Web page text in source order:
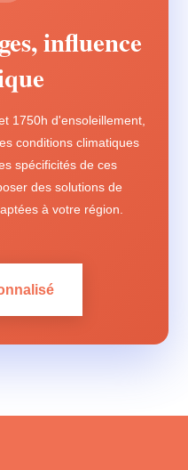
influence
1750h d'ensoleillement,
conditions climatiques
spécificités de ces
des solutions de
à votre région.